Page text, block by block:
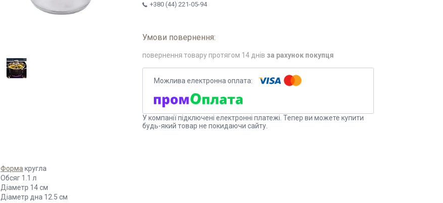
+380 (44) 221-05-94
повернення товару протягом 14 днів за рахунок покупця
У компанії підключені електронні платежі. Тепер ви можете купити
будь-який товар не покидаючи сайту.
Форма кругла
Обсяг 1.1 л
Діаметр 14 см
Діаметр дна 12.5 см